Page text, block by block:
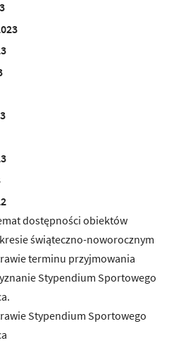
dostępności obiektów
świąteczno-noworocznym
terminu przyjmowania
Stypendium Sportowego
Stypendium Sportowego